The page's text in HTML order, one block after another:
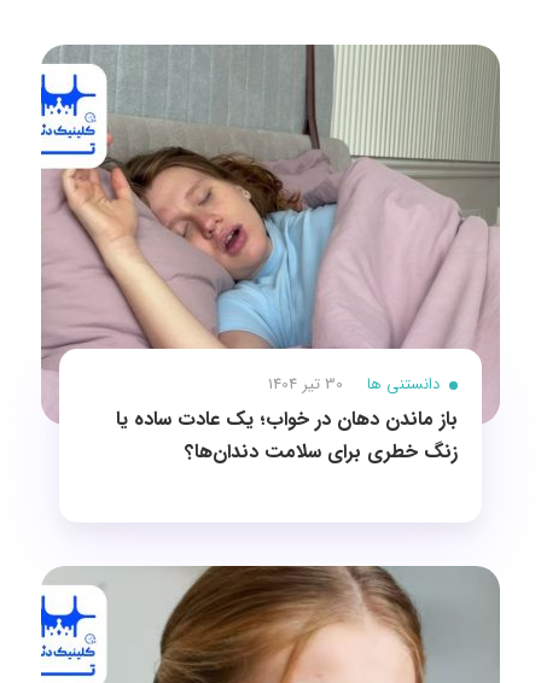
دانستنی ها 30 تیر 1404
باز ماندن دهان در خواب؛ یک عادت ساده یا
زنگ خطری برای سلامت دندان‌ها؟